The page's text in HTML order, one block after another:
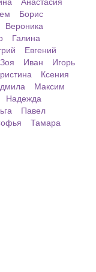
Борис
Вероника
Галина
Евгений
Зоя Иван
Игорь
Ксения
Максим
Надежда
Павел
Тамара